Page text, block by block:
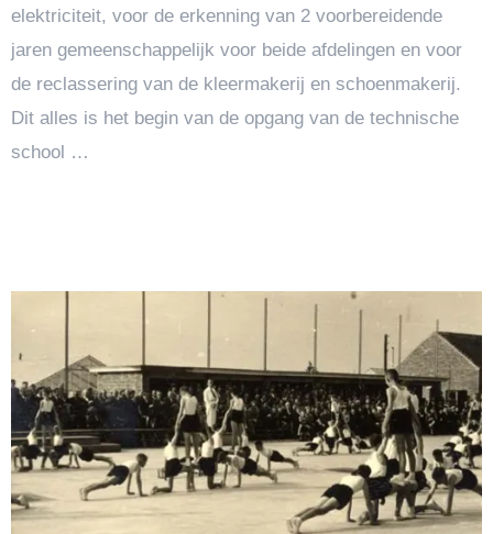
elektriciteit, voor de erkenning van 2 voorbereidende
jaren gemeenschappelijk voor beide afdelingen en voor
de reclassering van de kleermakerij en schoenmakerij.
Dit alles is het begin van de opgang van de technische
school …